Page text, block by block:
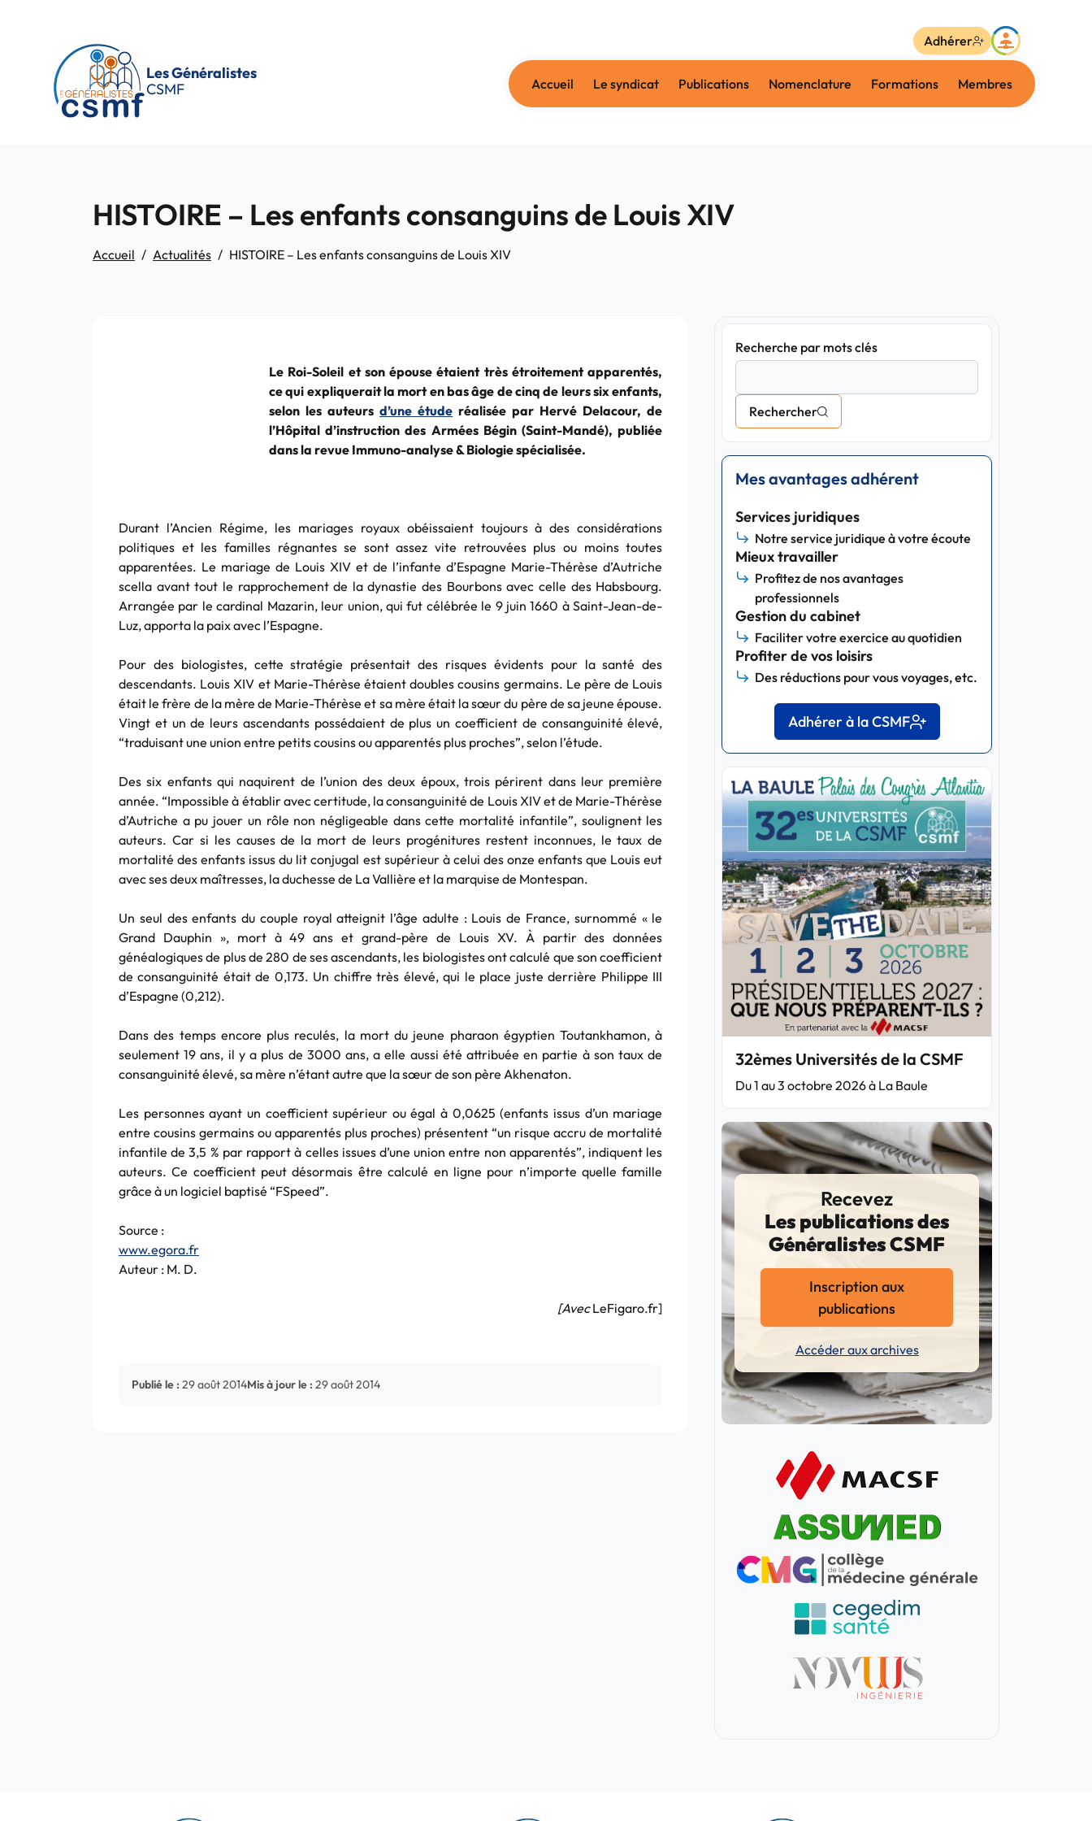
Les Généralistes
CSMF
Accueil Le syndicat Publications Nomenclature Formations Membres
Adhérer
HISTOIRE – Les enfants consanguins de Louis XIV
Accueil Actualités HISTOIRE – Les enfants consanguins de Louis XIV
Le Roi-Soleil et son épouse étaient très étroitement apparentés,
ce qui expliquerait la mort en bas âge de cinq de leurs six enfants,
selon les auteursd’une étude réalisée par Hervé Delacour, de
l’Hôpital d’instruction des Armées Bégin (Saint-Mandé), publiée
dans la revue Immuno-analyse & Biologie spécialisée.
Durant l’Ancien Régime, les mariages royaux obéissaient toujours à des considérations
politiques et les familles régnantes se sont assez vite retrouvées plus ou moins toutes
apparentées. Le mariage de Louis XIV et de l’infante d’Espagne Marie-Thérèse d’Autriche
scella avant tout le rapprochement de la dynastie des Bourbons avec celle des Habsbourg.
Arrangée par le cardinal Mazarin, leur union, qui fut célébrée le 9 juin 1660 à Saint-Jean-de-
Luz, apporta la paix avec l’Espagne.
Pour des biologistes, cette stratégie présentait des risques évidents pour la santé des
descendants. Louis XIV et Marie-Thérèse étaient doubles cousins germains. Le père de Louis
était le frère de la mère de Marie-Thérèse et sa mère était la sœur du père de sa jeune épouse.
Vingt et un de leurs ascendants possédaient de plus un coefficient de consanguinité élevé,
“traduisant une union entre petits cousins ou apparentés plus proches”, selon l’étude.
Des six enfants qui naquirent de l’union des deux époux, trois périrent dans leur première
année. “Impossible à établir avec certitude, la consanguinité de Louis XIV et de Marie-Thérèse
d’Autriche a pu jouer un rôle non négligeable dans cette mortalité infantile”, soulignent les
auteurs. Car si les causes de la mort de leurs progénitures restent inconnues, le taux de
mortalité des enfants issus du lit conjugal est supérieur à celui des onze enfants que Louis eut
avec ses deux maîtresses, la duchesse de La Vallière et la marquise de Montespan.
Un seul des enfants du couple royal atteignit l’âge adulte : Louis de France, surnommé « le
Grand Dauphin », mort à 49 ans et grand-père de Louis XV. À partir des données
généalogiques de plus de 280 de ses ascendants, les biologistes ont calculé que son coefficient
de consanguinité était de 0,173. Un chiffre très élevé, qui le place juste derrière Philippe III
d’Espagne (0,212).
Dans des temps encore plus reculés, la mort du jeune pharaon égyptien Toutankhamon, à
seulement 19 ans, il y a plus de 3000 ans, a elle aussi été attribuée en partie à son taux de
consanguinité élevé, sa mère n’étant autre que la sœur de son père Akhenaton.
Les personnes ayant un coefficient supérieur ou égal à 0,0625 (enfants issus d’un mariage
entre cousins germains ou apparentés plus proches) présentent “un risque accru de mortalité
infantile de 3,5 % par rapport à celles issues d’une union entre non apparentés”, indiquent les
auteurs. Ce coefficient peut désormais être calculé en ligne pour n’importe quelle famille
grâce à un logiciel baptisé “FSpeed”.
Source :
www.egora.fr
Auteur : M. D.
[AvecLeFigaro.fr]
Publié le : 29 août 2014Mis à jour le : 29 août 2014
Recherche par mots clés
Rechercher
Mes avantages adhérent
Services juridiques
Notre service juridique à votre écoute
Mieux travailler
Profitez de nos avantages
professionnels
Gestion du cabinet
Faciliter votre exercice au quotidien
Profiter de vos loisirs
Des réductions pour vous voyages, etc.
Adhérer à la CSMF
32èmes Universités de la CSMF
Du 1 au 3 octobre 2026 à La Baule
Recevez
Les publications des
Généralistes CSMF
Inscription aux
publications
Accéder aux archives